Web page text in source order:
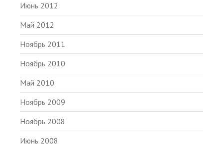
Июнь 2012
Май 2012
Ноябрь 2011
Ноябрь 2010
Май 2010
Ноябрь 2009
Ноябрь 2008
Июнь 2008